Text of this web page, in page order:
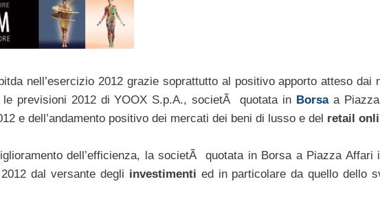
nell’esercizio 2012 grazie soprattutto al positivo apporto atteso dai
previsioni 2012 di YOOX S.p.A., societÃ quotata in Borsaa Piazza
e dell’andamento positivo dei mercati dei beni di lusso e del retail
dell’efficienza, la societÃ quotata in Borsa a Piazza Affari
dal versante degli investimenti ed in particolare da quello dello